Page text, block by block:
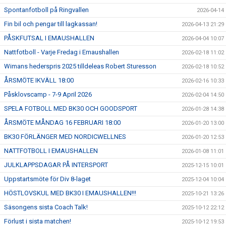
Spontanfotboll på Ringvallen 2026-04-14
Fin bil och pengar till lagkassan! 2026-04-13 21:29
PÅSKFUTSAL I EMAUSHALLEN 2026-04-04 10:07
Nattfotboll - Varje Fredag i Emaushallen 2026-02-18 11:02
Wimans hederspris 2025 tilldeleas Robert Sturesson 2026-02-18 10:52
ÅRSMÖTE IKVÄLL 18:00 2026-02-16 10:33
Påsklovscamp - 7-9 April 2026 2026-02-04 14:50
SPELA FOTBOLL MED BK30 OCH GOODSPORT 2026-01-28 14:38
ÅRSMÖTE MÅNDAG 16 FEBRUARI 18:00 2026-01-20 13:00
BK30 FÖRLÄNGER MED NORDICWELLNES 2026-01-20 12:53
NATTFOTBOLL I EMAUSHALLEN 2026-01-08 11:01
JULKLAPPSDAGAR PÅ INTERSPORT 2025-12-15 10:01
Uppstartsmöte för Div 8-laget 2025-12-04 10:04
HÖSTLOVSKUL MED BK30 I EMAUSHALLEN!!! 2025-10-21 13:26
Säsongens sista Coach Talk! 2025-10-12 22:12
Förlust i sista matchen! 2025-10-12 19:53